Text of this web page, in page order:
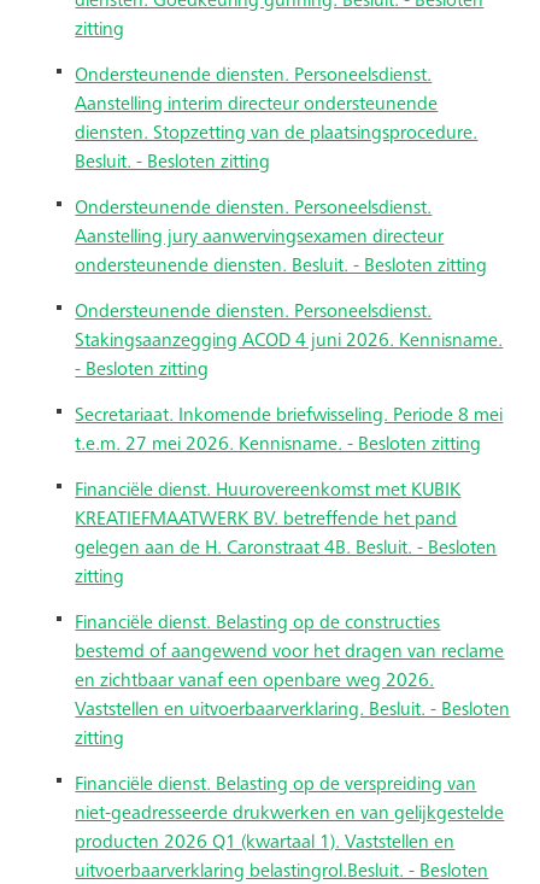
zitting
Ondersteunende diensten. Personeelsdienst.
Aanstelling interim directeur ondersteunende
diensten. Stopzetting van de plaatsingsprocedure.
Besluit. - Besloten zitting
Ondersteunende diensten. Personeelsdienst.
Aanstelling jury aanwervingsexamen directeur
ondersteunende diensten. Besluit. - Besloten zitting
Ondersteunende diensten. Personeelsdienst.
Stakingsaanzegging ACOD 4 juni 2026. Kennisname.
- Besloten zitting
Secretariaat. Inkomende briefwisseling. Periode 8 mei
t.e.m. 27 mei 2026. Kennisname. - Besloten zitting
Financiële dienst. Huurovereenkomst met KUBIK
KREATIEFMAATWERK BV. betreffende het pand
gelegen aan de H. Caronstraat 4B. Besluit. - Besloten
zitting
Financiële dienst. Belasting op de constructies
bestemd of aangewend voor het dragen van reclame
en zichtbaar vanaf een openbare weg 2026.
Vaststellen en uitvoerbaarverklaring. Besluit. - Besloten
zitting
Financiële dienst. Belasting op de verspreiding van
niet-geadresseerde drukwerken en van gelijkgestelde
producten 2026 Q1 (kwartaal 1). Vaststellen en
uitvoerbaarverklaring belastingrol.Besluit. - Besloten